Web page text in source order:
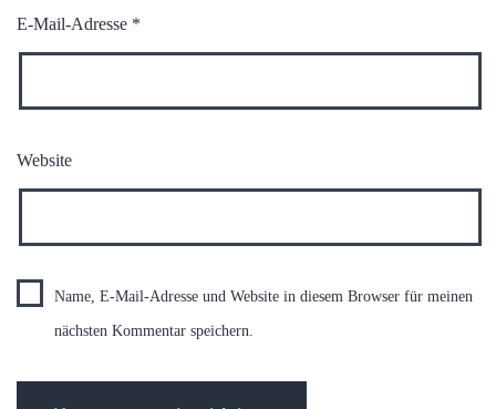
E-Mail-Adresse *
Website
Name, E-Mail-Adresse und Website in diesem Browser für meinen
nächsten Kommentar speichern.